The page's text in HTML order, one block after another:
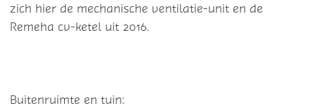
zich hier de mechanische ventilatie-unit en de
Remeha cv-ketel uit 2016.
Buitenruimte en tuin: